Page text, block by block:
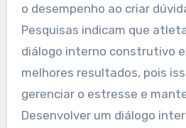
o desempenho ao criar
Pesquisas indicam que
diálogo interno construtivo
melhores resultados, pois
gerenciar o estresse e
Desenvolver um diálogo